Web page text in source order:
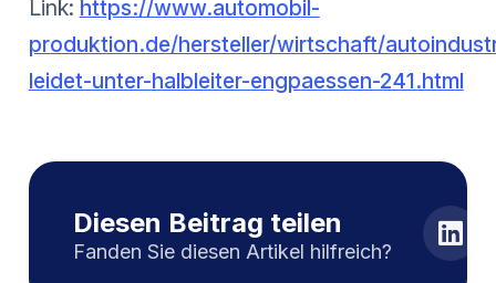
Link: https://www.automobil-
produktion.de/hersteller/wirtschaft/
leidet-unter-halbleiter-engpaessen-241.html
Diesen Beitrag teilen
Fanden Sie diesen Artikel hilfreich?